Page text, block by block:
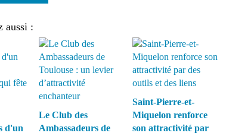
aussi :
d'un
Le Club des
Ambassadeurs de
Saint-Pierre-et-
Miquelon renforce
son attractivité par